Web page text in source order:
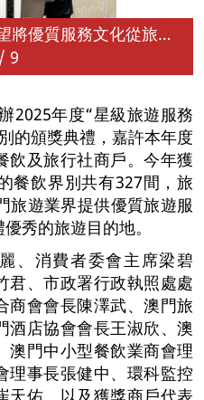
旅遊局代局長司徒琳麗期望將優質服務文化從旅遊業輻射至社會各界
/ 9
2025年度“星級旅遊服務
的頒獎典禮，嘉許本年度
飲及旅行社商戶。今年獲
餐飲界別共有327間，旅
旅遊業界提供優質旅遊服
秀的旅遊目的地。
、消費者委會主席梁碧
君、市政署行政執照處處
商會會長陳澤武、澳門旅
酒店協會會長王淑欣、澳
澳門中小型餐飲業商會理
理事長張健中、環科監控
天佑，以及獲獎商戶代表